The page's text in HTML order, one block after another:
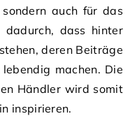
auch für das
dadurch, dass hinter
deren Beiträge
machen. Die
Händler wird somit
inspirieren.